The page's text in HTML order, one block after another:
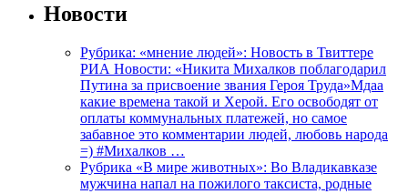
Новости
Рубрика: «мнение людей»: Новость в Твиттере
РИА Новости: «Никита Михалков поблагодарил
Путина за присвоение звания Героя Труда»Мдаа
какие времена такой и Херой. Его освободят от
оплаты коммунальных платежей, но самое
забавное это комментарии людей, любовь народа
=) #Михалков …
Рубрика «В мире животных»: Во Владикавказе
мужчина напал на пожилого таксиста, родные